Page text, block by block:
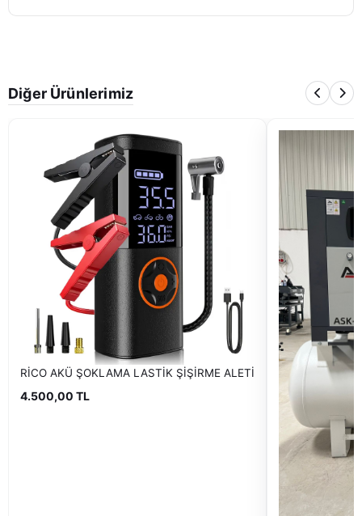
Diğer Ürünlerimiz
RİCO AKÜ ŞOKLAMA LASTİK ŞİŞİRME ALETİ
4.500,00 TL